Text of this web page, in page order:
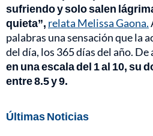
sufriendo y solo salen
quieta”, relata Melissa Gaona.
palabras una sensación que la
del día, los 365 días del año.
en una escala del 1 al 10, su
entre 8.5 y 9.
Últimas Noticias